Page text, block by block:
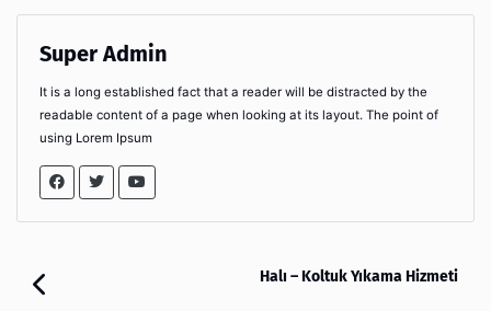
Super Admin
It is a long established fact that a reader will be distracted by the
readable content of a page when looking at its layout. The point of
using Lorem Ipsum
Halı – Koltuk Yıkama Hizmeti